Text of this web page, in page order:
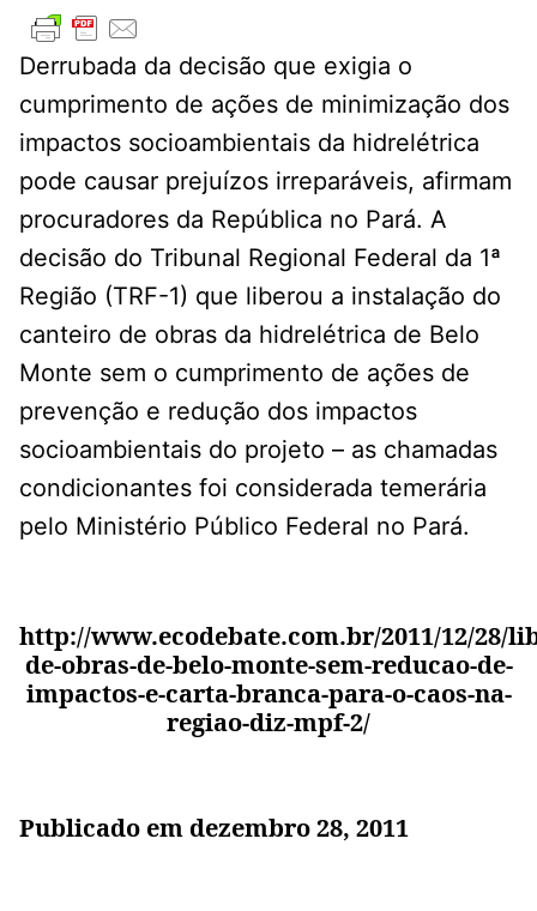
Derrubada da decisão que exigia o
cumprimento de ações de minimização dos
impactos socioambientais da hidrelétrica
pode causar prejuízos irreparáveis, afirmam
procuradores da República no Pará. A
decisão do Tribunal Regional Federal da 1ª
Região (TRF-1) que liberou a instalação do
canteiro de obras da hidrelétrica de Belo
Monte sem o cumprimento de ações de
prevenção e redução dos impactos
socioambientais do projeto – as chamadas
condicionantes foi considerada temerária
pelo Ministério Público Federal no Pará.
http://www.ecodebate.com.br/2011/12/28/
de-obras-de-belo-monte-sem-reducao-de-
impactos-e-carta-branca-para-o-caos-na-
regiao-diz-mpf-2/
Publicado em dezembro 28, 2011